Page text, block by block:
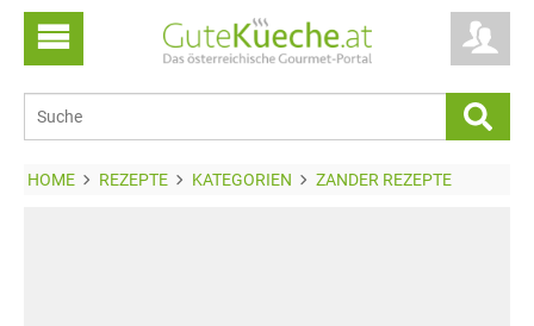
HOME REZEPTE KATEGORIEN ZANDER REZEPTE